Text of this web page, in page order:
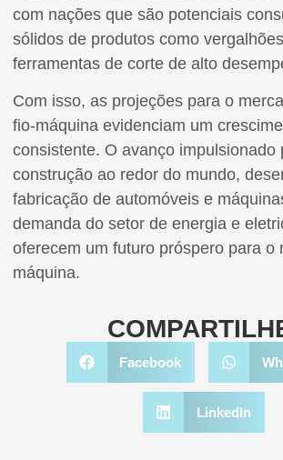
com nações que são potenciais
sólidos de produtos como
ferramentas de corte de alto
Com isso, as projeções para o
fio-máquina evidenciam um
consistente. O avanço impulsionado
construção ao redor do mundo,
fabricação de automóveis e
demanda do setor de energia e
oferecem um futuro próspero para o
máquina.
Facebook
LinkedIn